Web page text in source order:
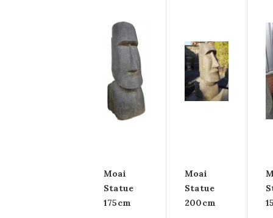
Glasgemälde
Runde Glasgemälde
Gemälde auf
Drahtgemälde
Moai
Statue
175cm
Moai
Statue
200cm